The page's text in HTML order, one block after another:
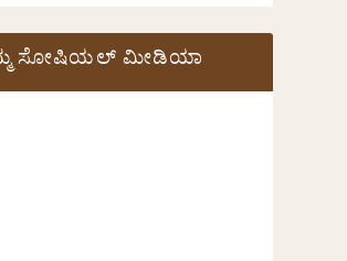
ಸೋಷಿಯಲ್‌ ಮೀಡಿಯಾ